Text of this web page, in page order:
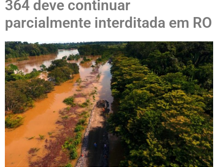
364 deve continuar
parcialmente interditada em RO